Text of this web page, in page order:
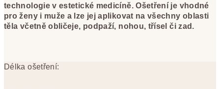
technologie v estetické medicíně. Ošetření je vhodné
pro ženy i muže a lze jej aplikovat na všechny oblasti
těla včetně obličeje, podpaží, nohou, třísel či zad.
Délka ošetření: